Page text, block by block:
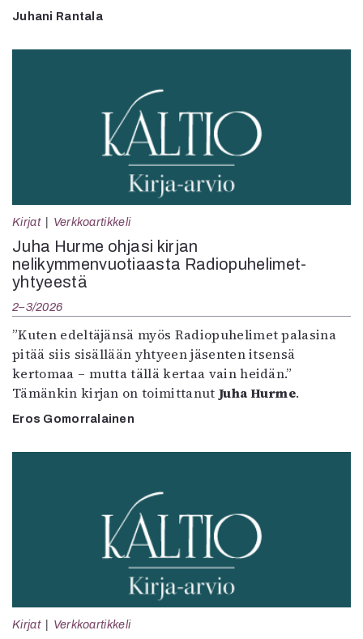
Juhani Rantala
Kirjat Verkkoartikkeli
Juha Hurme ohjasi kirjan
nelikymmenvuotiaasta Radiopuhelimet-
yhtyeestä
2–3/2026
”Kuten edeltäjänsä myös Radiopuhelimet palasina
pitää siis sisällään yhtyeen jäsenten itsensä
kertomaa – mutta tällä kertaa vain heidän.”
Tämänkin kirjan on toimittanut Juha Hurme.
Eros Gomorralainen
Kirjat Verkkoartikkeli